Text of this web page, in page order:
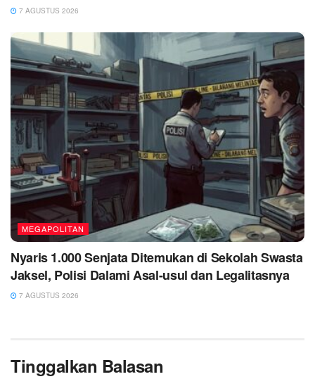
7 AGUSTUS 2026
MEGAPOLITAN
Nyaris 1.000 Senjata Ditemukan di Sekolah Swasta
Jaksel, Polisi Dalami Asal-usul dan Legalitasnya
7 AGUSTUS 2026
Tinggalkan Balasan